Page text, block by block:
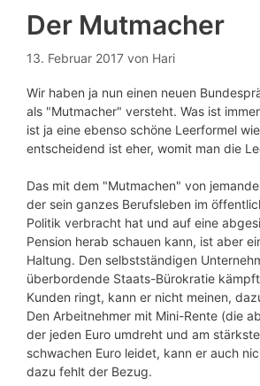
Der Mutmacher
13. Februar 2017 von Hari
Wir haben ja nun einen neuen
als "Mutmacher" versteht. Was ist
ist ja eine ebenso schöne Leerformel
entscheidend ist eher, womit man die
Das mit dem "Mutmachen" von
der sein ganzes Berufsleben im
Politik verbracht hat und auf eine
Pension herab schauen kann, ist aber
Haltung. Den selbstständigen
überbordende Staats-Bürokratie
Kunden ringt, kann er nicht meinen,
Den Arbeitnehmer mit Mini-Rente (die
der jeden Euro umdreht und am
schwachen Euro leidet, kann er auch
dazu fehlt der Bezug.